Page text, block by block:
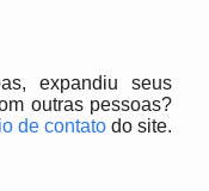
expandiu seus
outras pessoas?
de contato do site.